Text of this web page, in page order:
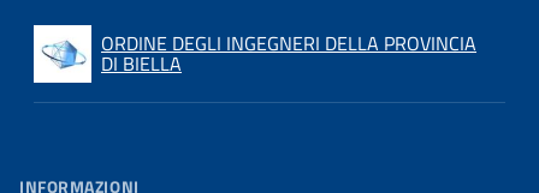
ORDINE DEGLI INGEGNERI DELLA PROVINCIA
DI BIELLA
INFORMAZIONI